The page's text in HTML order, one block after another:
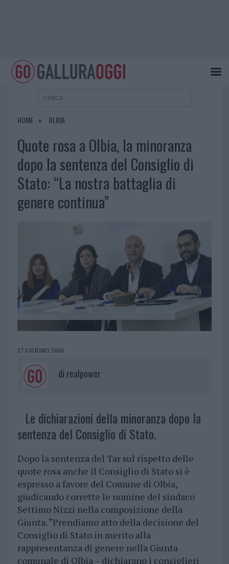
HOME OLBIA
Quote rosa a Olbia, la minoranza
dopo la sentenza del Consiglio di
Stato: “La nostra battaglia di
genere continua”
27 GIUGNO 2018
di realpower
Le dichiarazioni della minoranza dopo la
sentenza del Consiglio di Stato.
Dopo la sentenza del Tar sul rispetto delle
quote rosa anche il Consiglio di Stato si è
espresso a favore del Comune di Olbia,
giudicando corrette le nomine del sindaco
Settimo Nizzi nella composizione della
Giunta. “Prendiamo atto della decisione del
Consiglio di Stato in merito alla
rappresentanza di genere nella Giunta
comunale di Olbia – dichiarano i consiglieri